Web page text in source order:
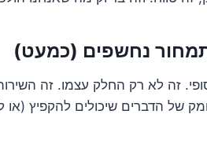
נחשפים (כמעט)
זה לא רק החלק עצמו. זה
של הדברים שיכולים להקפיץ (או